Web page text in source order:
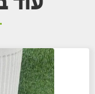
עוד